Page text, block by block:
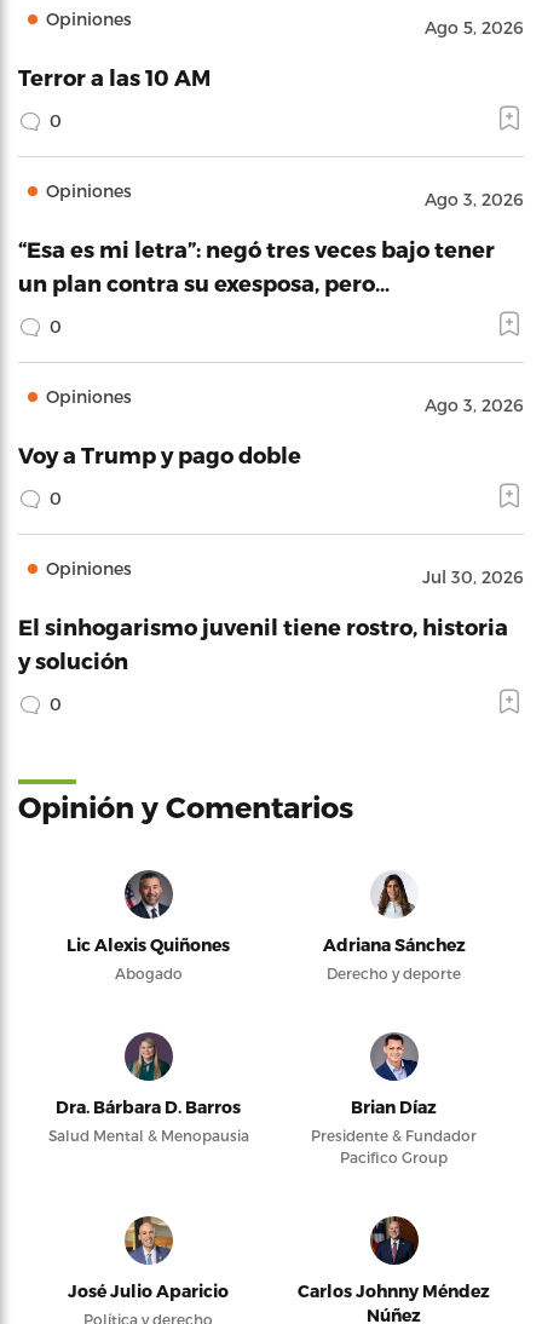
Opiniones Ago 5, 2026
Terror a las 10 AM
0
Opiniones Ago 3, 2026
“Esa es mi letra”: negó tres veces bajo tener
un plan contra su exesposa, pero…
0
Opiniones Ago 3, 2026
Voy a Trump y pago doble
0
Opiniones Jul 30, 2026
El sinhogarismo juvenil tiene rostro, historia
y solución
0
Opinión y Comentarios
Lic Alexis Quiñones
Abogado
Adriana Sánchez
Derecho y deporte
Dra. Bárbara D. Barros
Salud Mental & Menopausia
Brian Díaz
Presidente & Fundador
Pacifico Group
José Julio Aparicio
Política y derecho
Carlos Johnny Méndez
Núñez